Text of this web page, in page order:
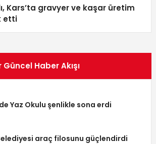
Kars’ta gravyer ve kaşar üretim
etti
Haber Akışı
Yaz Okulu şenlikle sona erdi
araç filosunu güçlendirdi